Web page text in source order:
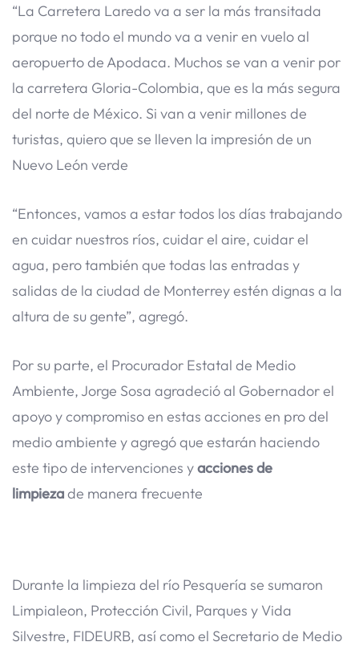
“La Carretera Laredo va a ser la más transitada
porque no todo el mundo va a venir en vuelo al
aeropuerto de Apodaca. Muchos se van a venir por
la carretera Gloria-Colombia, que es la más segura
del norte de México. Si van a venir millones de
turistas, quiero que se lleven la impresión de un
Nuevo León verde
“Entonces, vamos a estar todos los días trabajando
en cuidar nuestros ríos, cuidar el aire, cuidar el
agua, pero también que todas las entradas y
salidas de la ciudad de Monterrey estén dignas a la
altura de su gente”, agregó.
Por su parte, el Procurador Estatal de Medio
Ambiente, Jorge Sosa agradeció al Gobernador el
apoyo y compromiso en estas acciones en pro del
medio ambiente y agregó que estarán haciendo
este tipo de intervenciones yacciones de
limpiezade manera frecuente
Durante la limpieza del río Pesquería se sumaron
Limpialeon, Protección Civil, Parques y Vida
Silvestre, FIDEURB, así como el Secretario de Medio